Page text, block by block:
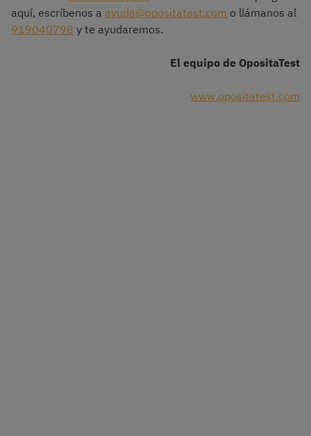
aquí, escríbenos a ayuda@opositatest.com o llámanos al
919040798 y te ayudaremos.
El equipo de OpositaTest
www.opositatest.com